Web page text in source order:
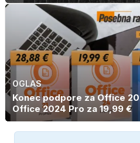
OGLAS
Konec podpore za Office
Office 2024 Pro za 19,99 €